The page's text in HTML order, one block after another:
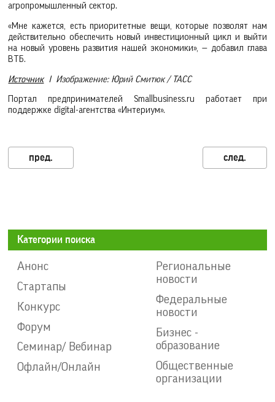
агропромышленный сектор.
«Мне кажется, есть приоритетные вещи, которые позволят нам
действительно обеспечить новый инвестиционный цикл и выйти
на новый уровень развития нашей экономики», — добавил глава
ВТБ.
ИсточникI Изображение: Юрий Смитюк / ТАСС
Портал предпринимателей Smallbusiness.ru работает при
поддержке digital-агентства «Интериум».
Категории поиска
Анонс
Стартапы
Конкурс
Форум
Семинар/ Вебинар
Офлайн/Онлайн
Региональные
новости
Федеральные
новости
Бизнес -
образование
Общественные
организации